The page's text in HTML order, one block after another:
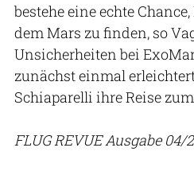
bestehe eine echte
dem Mars zu finden, so
Unsicherheiten bei
zunächst einmal
Schiaparelli ihre Reise
FLUG REVUE Ausgabe 04/